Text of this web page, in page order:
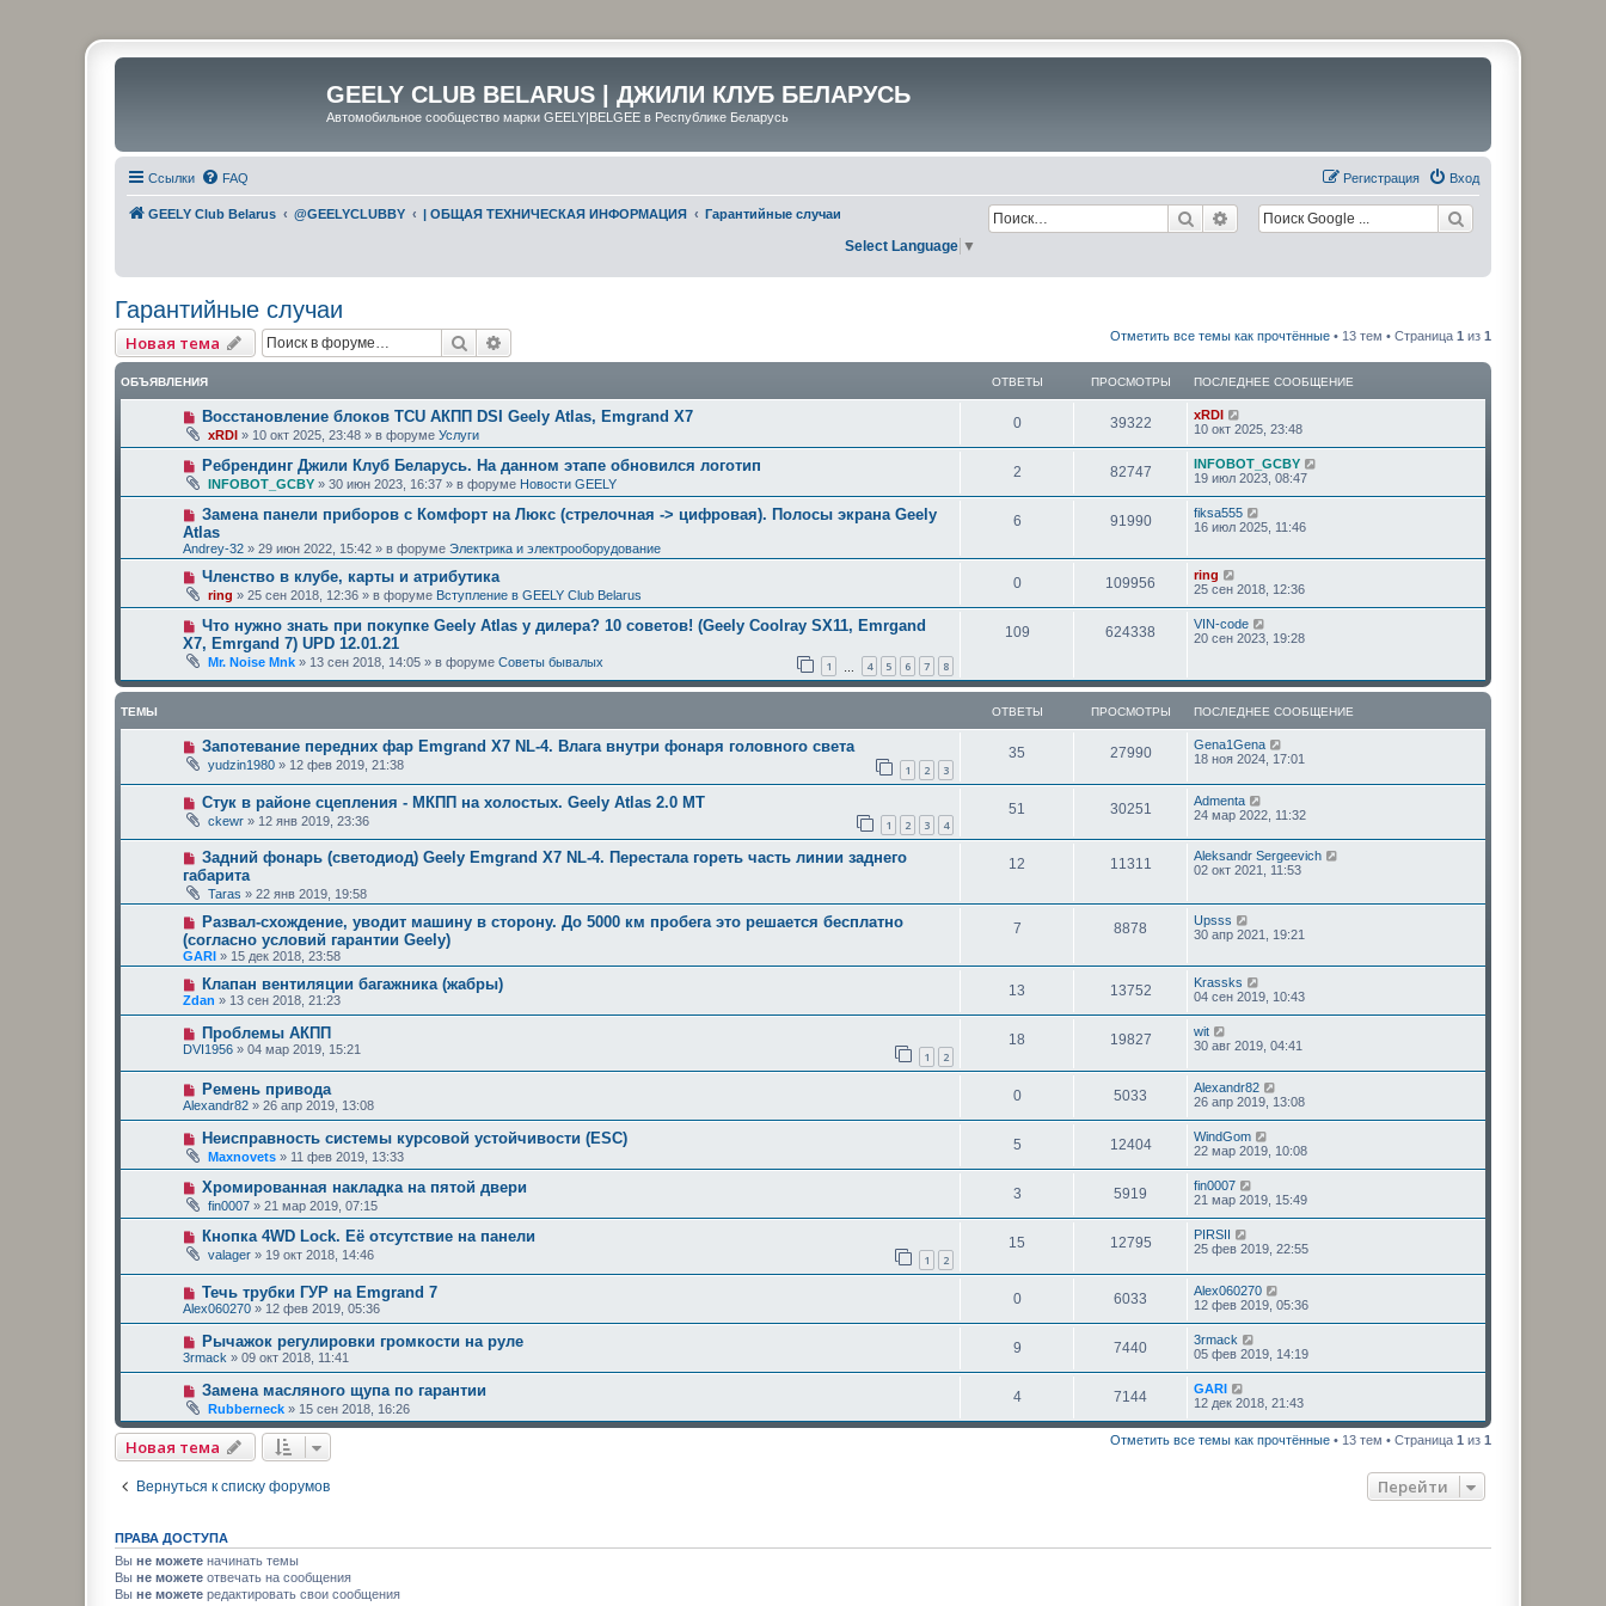
GEELY CLUB BELARUS | ДЖИЛИ КЛУБ БЕЛАРУСЬ
Автомобильное сообщество марки GEELY|BELGEE в Республике Беларусь
Ссылки FAQ Вход
Регистрация
GEELY Club Belarus @GEELYCLUBBY | ОБЩАЯ ТЕХНИЧЕСКАЯ ИНФОРМАЦИЯ Гарантийные случаи Поиск Расширенный поиск
Select Language ▼
Гарантийные случаи
Новая тема Поиск Отметить все темы как прочтённые • 13 тем • Страница 1 из 1
ОБЪЯВЛЕНИЯ ОТВЕТЫ ПРОСМОТРЫ ПОСЛЕДНЕЕ СООБЩЕНИЕ
Восстановление блоков TCU АКПП DSI Geely Atlas, Emgrand X7
xRDI » 10 окт 2025, 23:48 » в форуме Услуги
0 39322
xRDI
10 окт 2025, 23:48
Ребрендинг Джили Клуб Беларусь. На данном этапе обновился логотип
INFOBOT_GCBY » 30 июн 2023, 16:37 » в форуме Новости GEELY
2 82747
INFOBOT_GCBY
19 июл 2023, 08:47
Замена панели приборов с Комфорт на Люкс (стрелочная -> цифровая). Полосы экрана Geely
Atlas
Andrey-32 » 29 июн 2022, 15:42 » в форуме Электрика и электрооборудование
6 91990
fiksa555
16 июл 2025, 11:46
Членство в клубе, карты и атрибутика
ring » 25 сен 2018, 12:36 » в форуме Вступление в GEELY Club Belarus
0 109956
ring
25 сен 2018, 12:36
Что нужно знать при покупке Geely Atlas у дилера? 10 советов! (Geely Coolray SX11, Emrgand
X7, Emrgand 7) UPD 12.01.21
Mr. Noise Mnk » 13 сен 2018, 14:05 » в форуме Советы бывалых 1 4 5 6 7 8
109 624338
VIN-code
20 сен 2023, 19:28
ТЕМЫ ОТВЕТЫ ПРОСМОТРЫ ПОСЛЕДНЕЕ СООБЩЕНИЕ
Запотевание передних фар Emgrand X7 NL-4. Влага внутри фонаря головного света
yudzin1980 » 12 фев 2019, 21:38 1 2 3
35 27990
Gena1Gena
18 ноя 2024, 17:01
Стук в районе сцепления - МКПП на холостых. Geely Atlas 2.0 MT
ckewr » 12 янв 2019, 23:36 1 2 3 4
51 30251
Admenta
24 мар 2022, 11:32
Задний фонарь (светодиод) Geely Emgrand X7 NL-4. Перестала гореть часть линии заднего
габарита
Taras » 22 янв 2019, 19:58
12 11311
Aleksandr Sergeevich
02 окт 2021, 11:53
Развал-схождение, уводит машину в сторону. До 5000 км пробега это решается бесплатно
(согласно условий гарантии Geely)
GARI » 15 дек 2018, 23:58
7 8878
Upsss
30 апр 2021, 19:21
Клапан вентиляции багажника (жабры)
Zdan » 13 сен 2018, 21:23
13 13752
Krassks
04 сен 2019, 10:43
Проблемы АКПП
DVI1956 » 04 мар 2019, 15:21 1 2
18 19827
wit
30 авг 2019, 04:41
Ремень привода
Alexandr82 » 26 апр 2019, 13:08
0 5033
Alexandr82
26 апр 2019, 13:08
Неисправность системы курсовой устойчивости (ESC)
Maxnovets » 11 фев 2019, 13:33
5 12404
WindGom
22 мар 2019, 10:08
Хромированная накладка на пятой двери
fin0007 » 21 мар 2019, 07:15
3 5919
fin0007
21 мар 2019, 15:49
Кнопка 4WD Lock. Её отсутствие на панели
valager » 19 окт 2018, 14:46 1 2
15 12795
PIRSII
25 фев 2019, 22:55
Течь трубки ГУР на Emgrand 7
Alex060270 » 12 фев 2019, 05:36
0 6033
Alex060270
12 фев 2019, 05:36
Рычажок регулировки громкости на руле
3rmack » 09 окт 2018, 11:41
9 7440
3rmack
05 фев 2019, 14:19
Замена масляного щупа по гарантии
Rubberneck » 15 сен 2018, 16:26
4 7144
GARI
12 дек 2018, 21:43
Новая тема Отметить все темы как прочтённые • 13 тем • Страница 1 из 1
Вернуться к списку форумов Перейти
ПРАВА ДОСТУПА
Вы не можете начинать темы
Вы не можете отвечать на сообщения
Вы не можете редактировать свои сообщения